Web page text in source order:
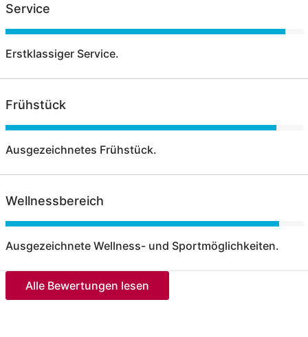
Service
Erstklassiger Service.
Frühstück
Ausgezeichnetes Frühstück.
Wellnessbereich
Ausgezeichnete Wellness- und Sportmöglichkeiten.
Alle Bewertungen lesen